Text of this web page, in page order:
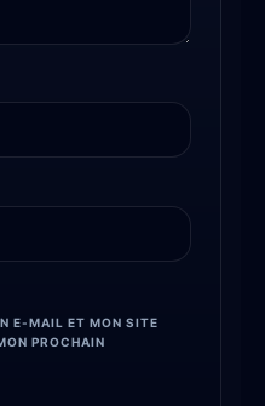
E-MAIL ET MON SITE
PROCHAIN